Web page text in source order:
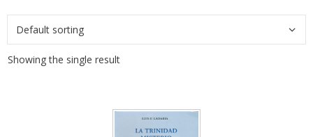
Showing the single result